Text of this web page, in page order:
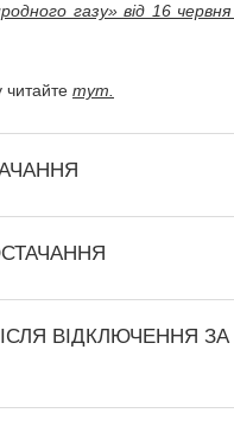
газу» від 16
читайте тут.
ВІДКЛЮЧЕННЯ ЗА